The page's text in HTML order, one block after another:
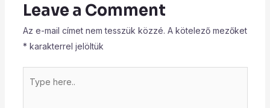
Leave a Comment
Az e-mail címet nem tesszük közzé. A kötelező mezőket
* karakterrel jelöltük
here..